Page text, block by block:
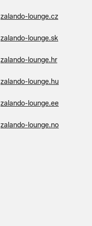
zalando-lounge.cz
zalando-lounge.sk
zalando-lounge.hr
zalando-lounge.hu
zalando-lounge.ee
zalando-lounge.no